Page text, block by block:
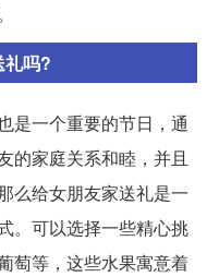
礼吗?
是一个重要的节日，通
的家庭关系和睦，并且
么给女朋友家送礼是一
。可以选择一些精心挑
萄等，这些水果寓意着